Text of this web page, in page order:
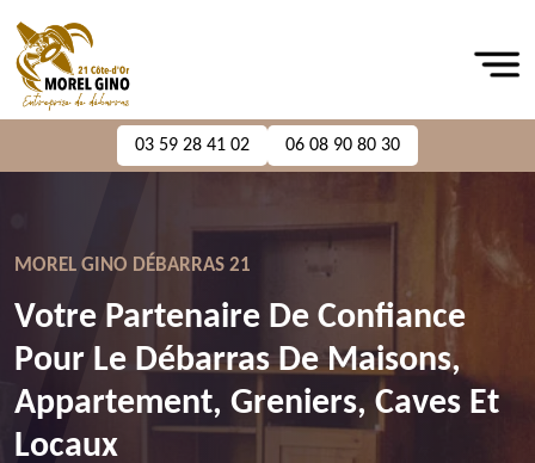
03 59 28 41 02 06 08 90 80 30
MOREL GINO DÉBARRAS 21
Votre Partenaire De Confiance
Pour Le Débarras De Maisons,
Appartement, Greniers, Caves Et
Locaux